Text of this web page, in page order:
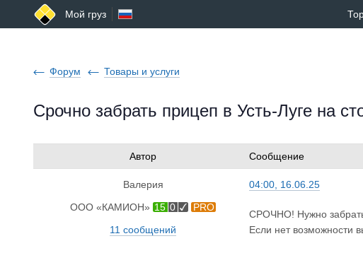
Мой груз
Форум Товары и услуги
Срочно забрать прицеп в Усть-Луге на
Автор Сообщение
Валерия
ООО «КАМИОН» 15 0
PRO
11 сообщений
04:00, 16.06.25
СРОЧНО! Нужно забрать
Если нет возможности